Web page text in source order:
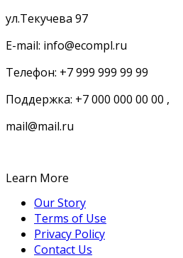
ул.Текучева 97
E-mail: info@ecompl.ru
Телефон: +7 999 999 99 99
Поддержка: +7 000 000 00 00 ,
mail@mail.ru
Learn More
Our Story
Terms of Use
Privacy Policy
Contact Us